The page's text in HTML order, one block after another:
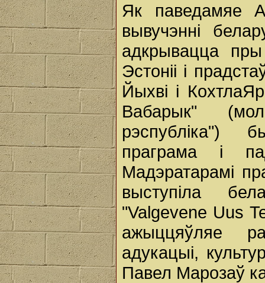
Як паведамяе
вывучэнні
адкрывацца пры
Эстоніі і
Йыхві і
Вабарык"
рэспубліка")
праграма і
Мадэратарамі
выступіла
"Valgevene Uus
ажыццяўляе
адукацыі,
Павел Марозаў